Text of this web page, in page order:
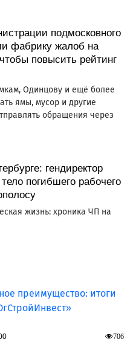
подмосковного
фабрику жалоб на
повысить рейтинг
Одинцову и ещё более
ямы, мусор и другие
обращения через
гендиректор
погибшего рабочего
жизнь: хроника ЧП на
706